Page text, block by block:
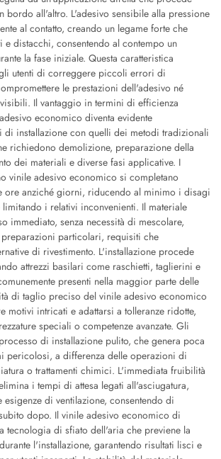
bordo all'altro. L'adesivo sensibile alla pressione
al contatto, creando un legame forte che
e distacchi, consentendo al contempo un
la fase iniziale. Questa caratteristica
utenti di correggere piccoli errori di
le prestazioni dell'adesivo né
Il vantaggio in termini di efficienza
economico diventa evidente
di installazione con quelli dei metodi tradizionali
richiedono demolizione, preparazione della
dei materiali e diverse fasi applicative. I
vinile adesivo economico si completano
ore anziché giorni, riducendo al minimo i disagi
i relativi inconvenienti. Il materiale
immediato, senza necessità di mescolare,
particolari, requisiti che
di rivestimento. L'installazione procede
attrezzi basilari come raschietti, taglierini e
presenti nella maggior parte delle
di taglio preciso del vinile adesivo economico
motivi intricati e adattarsi a tolleranze ridotte,
speciali o competenze avanzate. Gli
di installazione pulito, che genera poca
pericolosi, a differenza delle operazioni di
o trattamenti chimici. L'immediata fruibilità
i tempi di attesa legati all'asciugatura,
di ventilazione, consentendo di
dopo. Il vinile adesivo economico di
tecnologia di sfiato dell'aria che previene la
l'installazione, garantendo risultati lisci e